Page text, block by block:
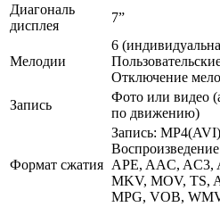
Диагональ
дисплея
7”
Мелодии
6
Отключение
Запись
Фото или видео
по движению)
Формат сжатия
Запись:
APE, AAC, AC3,
MKV, MOV, TS,
MPG, VOB,